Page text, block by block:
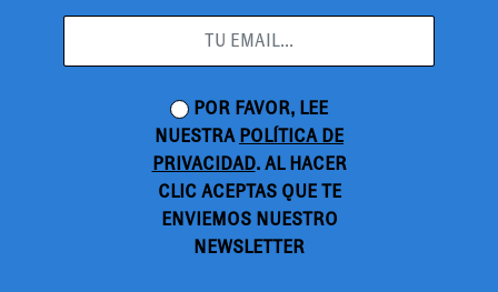
POR FAVOR, LEE
NUESTRA POLÍTICA DE
PRIVACIDAD. AL HACER
CLIC ACEPTAS QUE TE
ENVIEMOS NUESTRO
NEWSLETTER